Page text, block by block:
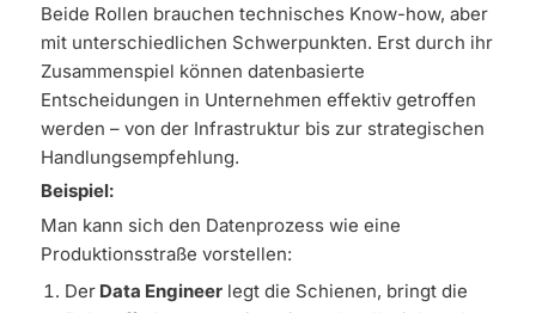
Beide Rollen brauchen technisches Know-how, aber
mit unterschiedlichen Schwerpunkten. Erst durch ihr
Zusammenspiel können datenbasierte
Entscheidungen in Unternehmen effektiv getroffen
werden – von der Infrastruktur bis zur strategischen
Handlungsempfehlung.
Beispiel:
Man kann sich den Datenprozess wie eine
Produktionsstraße vorstellen:
Der Data Engineer legt die Schienen, bringt die